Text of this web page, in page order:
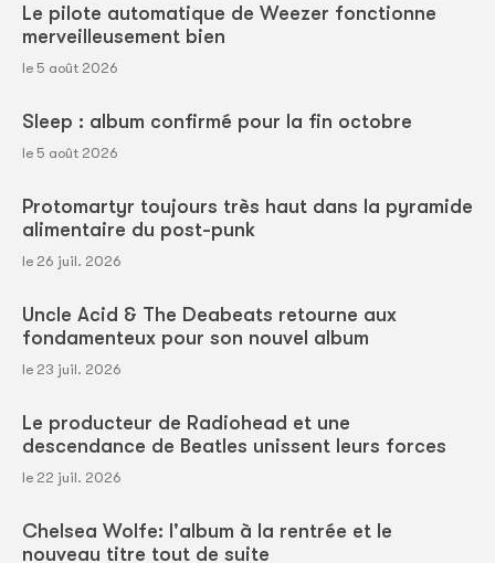
Le pilote automatique de Weezer fonctionne
merveilleusement bien
le 5 août 2026
Sleep : album confirmé pour la fin octobre
le 5 août 2026
Protomartyr toujours très haut dans la pyramide
alimentaire du post-punk
le 26 juil. 2026
Uncle Acid & The Deabeats retourne aux
fondamenteux pour son nouvel album
le 23 juil. 2026
Le producteur de Radiohead et une
descendance de Beatles unissent leurs forces
le 22 juil. 2026
Chelsea Wolfe: l'album à la rentrée et le
nouveau titre tout de suite